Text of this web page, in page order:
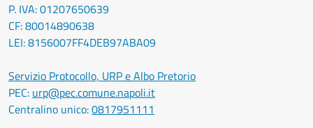
P. IVA: 01207650639
CF: 80014890638
LEI: 8156007FF4DEB97ABA09
Servizio Protocollo, URP e Albo Pretorio
PEC: urp@pec.comune.napoli.it
Centralino unico:0817951111